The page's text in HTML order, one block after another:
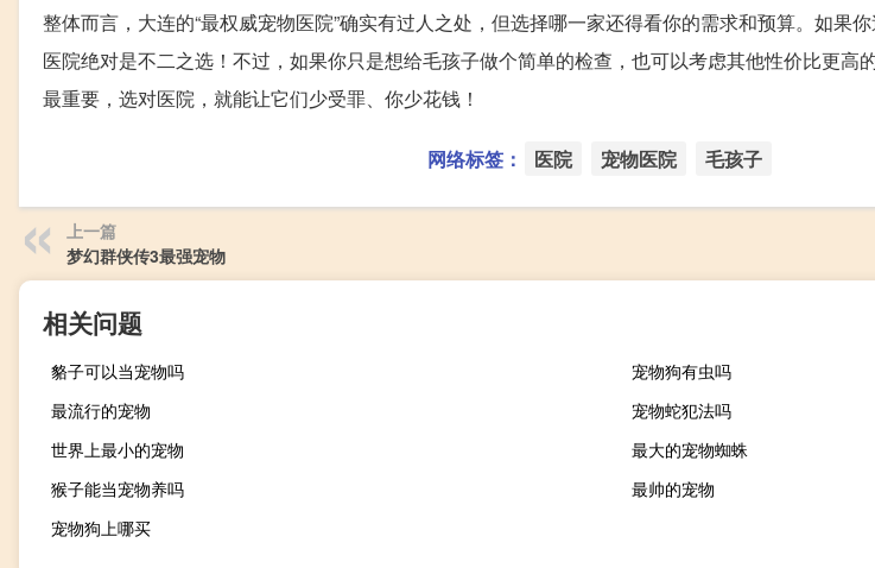
整体而言，大连的“最权威宠物医院”确实有过人之处，但选择哪一家还得看你的需求和预算。如果
医院绝对是不二之选！不过，如果你只是想给毛孩子做个简单的检查，也可以考虑其他性价比更高
最重要，选对医院，就能让它们少受罪、你少花钱！
网络标签： 医院 宠物医院 毛孩子
上一篇
梦幻群侠传3最强宠物
相关问题
貉子可以当宠物吗
宠物狗有虫吗
最流行的宠物
宠物蛇犯法吗
世界上最小的宠物
最大的宠物蜘蛛
猴子能当宠物养吗
最帅的宠物
宠物狗上哪买